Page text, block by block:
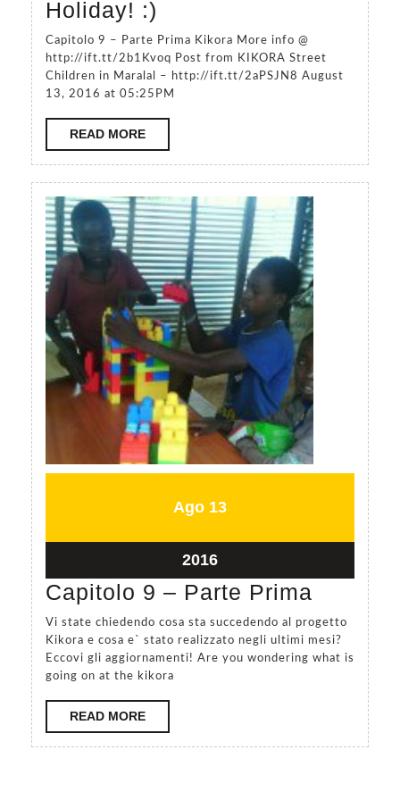
del
Kenya.
Just
published
the
second
part
of
the
Chapter
9
of
#Kikora.
I
tell
you
a
nice
story,
story
of
how
is
possible
to
change
your
Holiday! :)
uscito:
il
Capitolo
9
–
Parte
Prima
delle
storie
di
Kikora!
Nei
prossimi
giorni,
le
prossime
puntate!
Lettura
e
Buone
Vacanze!
:)
Just
published:
Chapter
9
Capitolo 9 – Parte Prima Kikora More info @
http://ift.tt/2b1Kvoq Post from KIKORA Street
Children in Maralal – http://ift.tt/2aPSJN8 August
13, 2016 at 05:25PM
READ MOREREAD
MORE
AgoAgosto
2016
13Agosto
2016Agosto
13,
Capitolo 9 – Parte Prima
9
–
Parte
Prima
Vi state chiedendo cosa sta succedendo al progetto
Kikora e cosa e` stato realizzato negli ultimi mesi?
Eccovi gli aggiornamenti! Are you wondering what is
going on at the kikora
READ MOREREAD
MORE